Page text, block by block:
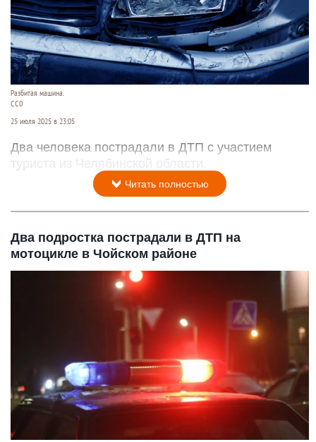
Разбитая машина.
CC0
25 июля 2025 в 23:05
Два человека пострадали в ДТП с участием
туриста из Челябинской области.
Читать полностью
Два подростка пострадали в ДТП на
мотоцикле в Чойском районе